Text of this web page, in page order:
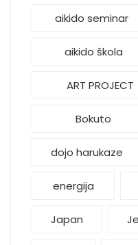
aikido seminar
aikido škola
ART PROJECT
Bokuto
dojo harukaze
energija
Japan